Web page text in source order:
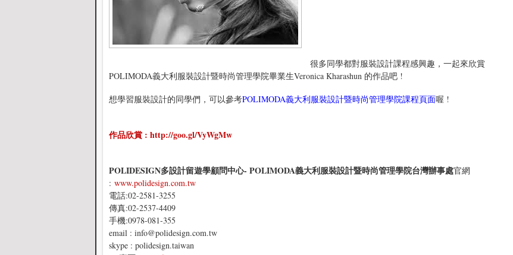
很多同學都對服裝設計課程感興趣，一起來欣賞
POLIMODA義大利服裝設計暨時尚管理學院畢業生Veronica Kharashun 的作品吧 !
想學習服裝設計的同學們，可以參考POLIMODA義大利服裝設計暨時尚管理學院課程頁面喔 !
作品欣賞 : http://goo.gl/VyWgMw
POLIDESIGN多設計留遊學顧問中心- POLIMODA義大利服裝設計暨時尚管理學院台灣辦事處官網
: www.polidesign.com.tw
電話:02-2581-3255
傳真:02-2537-4409
手機:0978-081-355
email : info@polidesign.com.tw
skype : polidesign.taiwan